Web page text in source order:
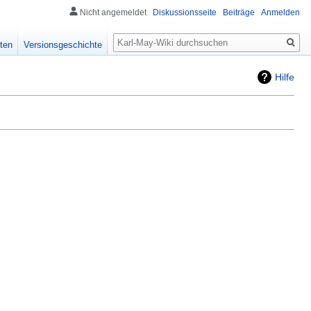
Hilfe
Nicht angemeldet Diskussionsseite Beiträge Anmelden
Versionsgeschichte
Suche